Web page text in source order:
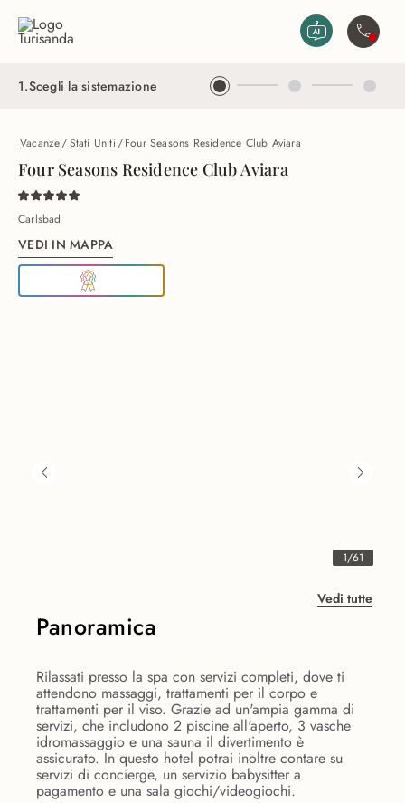
1.Scegli la sistemazione
Vacanze/Stati Uniti/Four Seasons Residence Club Aviara
Four Seasons Residence Club Aviara
Carlsbad
VEDI IN MAPPA
1/61
Vedi tutte
Panoramica
Rilassati presso la spa con servizi completi, dove ti
attendono massaggi, trattamenti per il corpo e
trattamenti per il viso. Grazie ad un'ampia gamma di
servizi, che includono 2 piscine all'aperto, 3 vasche
idromassaggio e una sauna il divertimento è
assicurato. In questo hotel potrai inoltre contare su
servizi di concierge, un servizio babysitter a
pagamento e una sala giochi/videogiochi.